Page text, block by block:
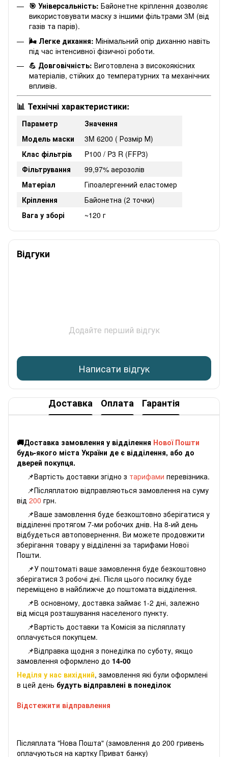
🎯 Універсальність: Байонетне кріплення дозволяє
використовувати маску з іншими фільтрами 3M (від
газів та парів).
🌬️ Легке дихання: Мінімальний опір диханню навіть
під час інтенсивної фізичної роботи.
💪 Довговічність: Виготовлена з високоякісних
матеріалів, стійких до температурних та механічних
впливів.
📊 Технічні характеристики:
Параметр
Значення
Модель маски
3M 6200 ( Розмір М)
Клас фільтрів
P100 / P3 R (FFP3)
Фільтрування
99,97% аерозолів
Матеріал
Гіпоалергенний еластомер
Кріплення
Байонетна (2 точки)
Вага у зборі
~120 г
Відгуки
Додайте перший відгук
Написати відгук
Доставка Оплата Гарантія
🚚Доставка замовлення у відділення Нової Пошти
будь-якого міста України де є відділення, або до
дверей покупця.
📌Вартість доставки згідно з тарифами перевізника.
📌Післяплатою відправляються замовлення на суму
від 200 грн.
📌Ваше замовлення буде безкоштовно зберігатися у
відділенні протягом 7-ми робочих днів. На 8-ий день
відбудеться автоповернення. Ви можете продовжити
зберігання товару у відділенні за тарифами Нової
Пошти.
📌У поштоматі ваше замовлення буде безкоштовно
зберігатися 3 робочі дні. Після цього посилку буде
переміщено в найближче до поштомата відділення.
📌В основному, доставка займає 1-2 дні, залежно
від місця розташування населеного пункту.
📌Вартість доставки та Комісія за післяплату
оплачується покупцем.
📌Відправка щодня з понеділка по суботу, якщо
замовлення оформлено до 14-00
Неділя у нас вихідний, замовлення які були оформлені
в цей день будуть відправлені в понеділок
Відстежити відправлення
Післяплата "Нова Пошта" (замовлення до 200 гривень
оплачуються на картку Приват банку)